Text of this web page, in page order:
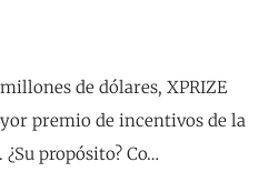
de dólares, XPRIZE
premio de incentivos de la
propósito? Co…